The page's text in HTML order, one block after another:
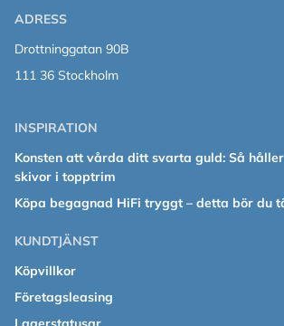
ADRESS
Drottninggatan 90B
111 36 Stockholm
INSPIRATION
Konsten att vårda ditt svarta guld: Så
skivor i topptrim
Köpa begagnad HiFi tryggt – detta bör du
KUNDTJÄNST
Köpvillkor
Företagsleasing